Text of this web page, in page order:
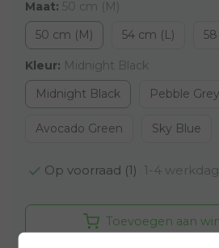
Maat: 50 cm (M)
50 cm (M)
54 cm (L)
Kleur: Midnight Black
Midnight Black
Pebble Grey
Avocado Green Sky Blue
Op voorraad (1) 1-4
Toevoegen aan